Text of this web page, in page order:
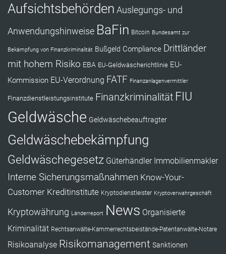
Aufsichtsbehörden Auslegungs- und
Anwendungshinweise BaFin Bitcoin Bundesamt zur
Bekämpfung von Finanzkriminalität Bußgeld Compliance Drittländer
mit hohem Risiko EBA EU-Geldwäscherichtlinie EU-
Kommission EU-Verordnung FATF Finanzanlagenvermittler
Finanzdienstleistungsinstitute Finanzkriminalität FIU
Geldwäsche Geldwäschebeauftragter
Geldwäschebekämpfung
Geldwäschegesetz Güterhändler Immobilienmakler
Interne Sicherungsmaßnahmen Know-Your-
Customer Kreditinstitute Kryptodienstleister Kryptoverwahrgeschäft
Kryptowährung Länderreport News Organisierte
Kriminalität Rechtsanwälte-Kammerrechtsbeistände-Patentanwälte-Notare
Risikoanalyse Risikomanagement Sanktionen